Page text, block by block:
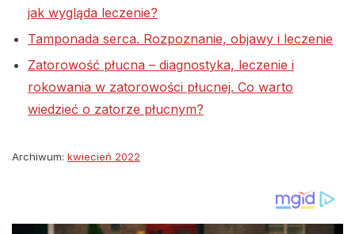
jak wygląda leczenie?
Tamponada serca. Rozpoznanie, objawy i leczenie
Zatorowość płucna – diagnostyka, leczenie i
rokowania w zatorowości płucnej. Co warto
wiedzieć o zatorze płucnym?
Archiwum: kwiecień 2022